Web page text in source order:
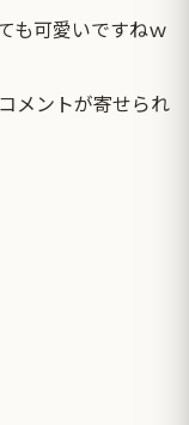
も可愛いですねｗ
メントが寄せられ